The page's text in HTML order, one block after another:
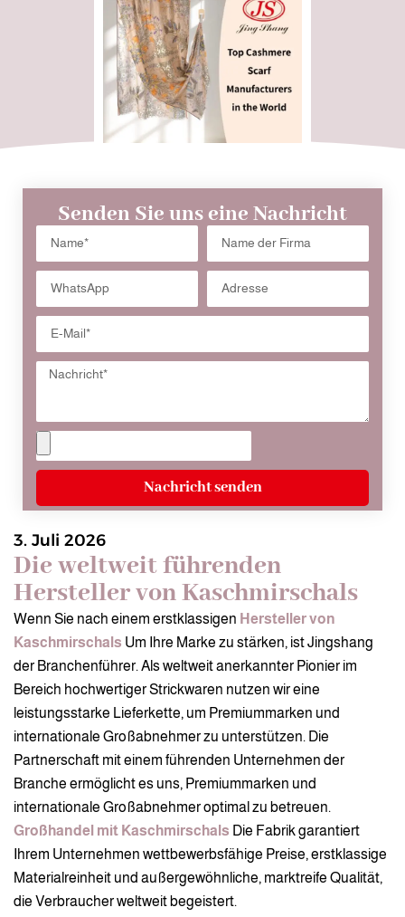
Senden Sie uns eine Nachricht
Nachricht senden
3. Juli 2026
Die weltweit führenden
Hersteller von Kaschmirschals
Wenn Sie nach einem erstklassigen Hersteller von
Kaschmirschals Um Ihre Marke zu stärken, ist Jingshang
der Branchenführer. Als weltweit anerkannter Pionier im
Bereich hochwertiger Strickwaren nutzen wir eine
leistungsstarke Lieferkette, um Premiummarken und
internationale Großabnehmer zu unterstützen. Die
Partnerschaft mit einem führenden Unternehmen der
Branche ermöglicht es uns, Premiummarken und
internationale Großabnehmer optimal zu betreuen.
Großhandel mit Kaschmirschals Die Fabrik garantiert
Ihrem Unternehmen wettbewerbsfähige Preise, erstklassige
Materialreinheit und außergewöhnliche, marktreife Qualität,
die Verbraucher weltweit begeistert.